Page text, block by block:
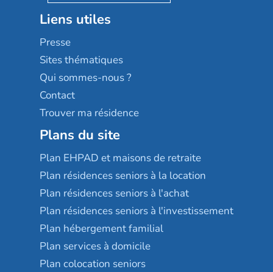
Les villages d'or
Sérénys
Résidences services Villa Médicis
Groupe aplus
Liens utiles
Presse
Sites thématiques
Qui sommes-nous ?
Contact
Trouver ma résidence
Plans du site
Plan EHPAD et maisons de retraite
Plan résidences seniors à la location
Plan résidences seniors à l'achat
Plan résidences seniors à l'investissement
Plan hébergement familial
Plan services à domicile
Plan colocation seniors